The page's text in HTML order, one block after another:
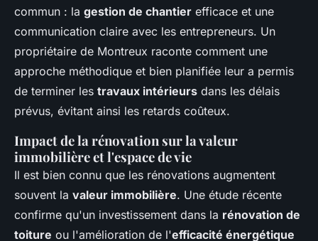
commun : la gestion de chantier efficace et une
communication claire avec les entrepreneurs. Un
propriétaire de Montreux raconte comment une
approche méthodique et bien planifiée leur a permis
de terminer les travaux intérieurs dans les délais
prévus, évitant ainsi les retards coûteux.
Impact de la rénovation sur la valeur
immobilière et l'espace de vie
Il est bien connu que les rénovations augmentent
souvent la valeur immobilière. Une étude récente
confirme qu'un investissement dans la rénovation de
toiture ou l'amélioration de l'efficacité énergétique